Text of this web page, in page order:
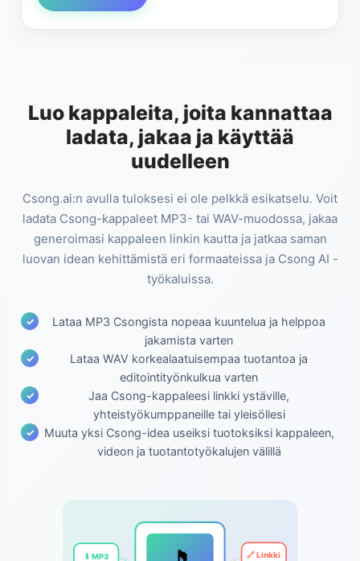
Luo kappaleita, joita kannattaa
ladata, jakaa ja käyttää
uudelleen
Csong.ai:n avulla tuloksesi ei ole pelkkä esikatselu. Voit
ladata Csong-kappaleet MP3- tai WAV-muodossa, jakaa
generoimasi kappaleen linkin kautta ja jatkaa saman
luovan idean kehittämistä eri formaateissa ja Csong AI -
työkaluissa.
Lataa MP3 Csongista nopeaa kuuntelua ja helppoa
jakamista varten
Lataa WAV korkealaatuisempaa tuotantoa ja
editointityönkulkua varten
Jaa Csong-kappaleesi linkki ystäville,
yhteistyökumppaneille tai yleisöllesi
Muuta yksi Csong-idea useiksi tuotoksiksi kappaleen,
videon ja tuotantotyökalujen välillä
⬇ MP3 🔗 Linkki